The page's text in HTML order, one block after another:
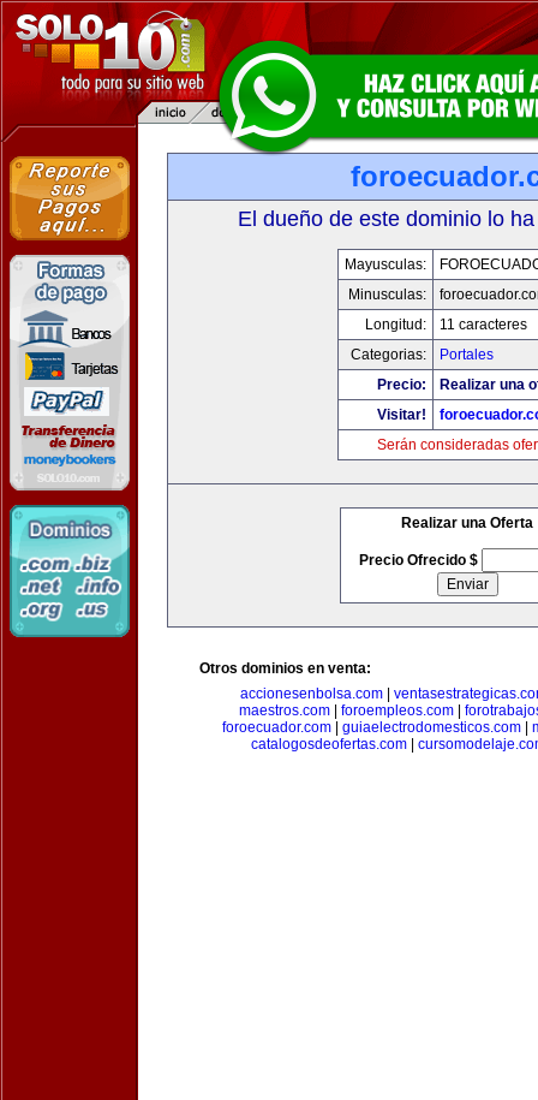
El dueño de este dominio lo
Mayusculas:
Minusculas:
Longitud:
11 caracteres
Categorias:
Portales
Precio:
Realizar una
Visitar!
Serán consideradas
Realizar una Oferta
Precio Ofrecido $
Otros dominios en venta:
accionesenbolsa.com|
maestros.com| foroempleos.com|
foroecuador.com| guiaelectrodomesticos.com|
catalogosdeofertas.com|